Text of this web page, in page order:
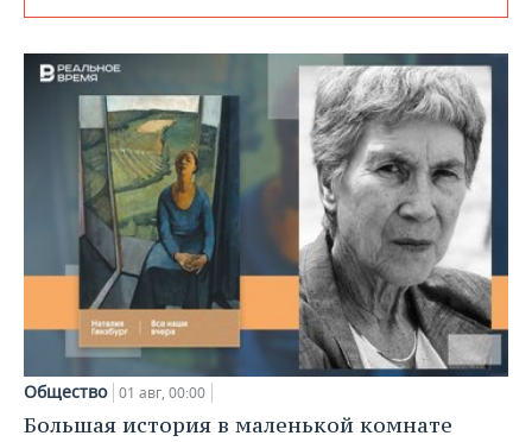
Общество 01 авг, 00:00
Большая история в маленькой комнате